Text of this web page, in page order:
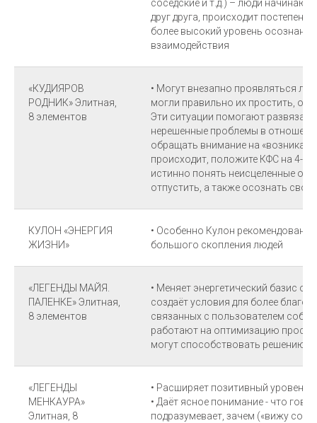
соседские и т.д.) – люди
друг друга, происходит
более высокий уровень
взаимодействия
«КУДИЯРОВ
РОДНИК» Элитная,
8 элементов
• Могут внезапно проявляться
могли правильно их простить,
Эти ситуации помогают
нерешенные проблемы в
обращать внимание на
происходит, положите КФС на 4-й
истинно понять неисцеленные
отпустить, а также осознать
КУЛОН «ЭНЕРГИЯ
ЖИЗНИ»
• Особенно Кулон рекомендовано
большого скопления людей
«ЛЕГЕНДЫ МАЙЯ.
ПАЛЕНКЕ» Элитная,
8 элементов
• Меняет энергетический базис
создаёт условия для более
связанных с пользователем
работают на оптимизацию
могут способствовать решению
«ЛЕГЕНДЫ
МЕНКАУРА»
Элитная, 8
• Расширяет позитивный уровень
• Даёт ясное понимание - что
подразумевает, зачем («вижу